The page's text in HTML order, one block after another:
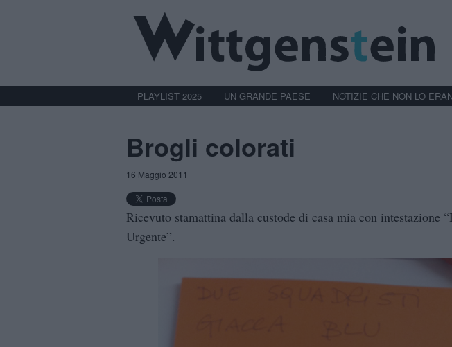
PLAYLIST 2025 UN GRANDE PAESE NOTIZIE CHE NON LO
Brogli colorati
16 Maggio 2011
Ricevuto stamattina dalla custode di casa mia con intestazione
Urgente”.